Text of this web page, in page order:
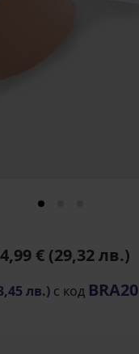
€ (29,32 лв.)
лв.) с код BRA20